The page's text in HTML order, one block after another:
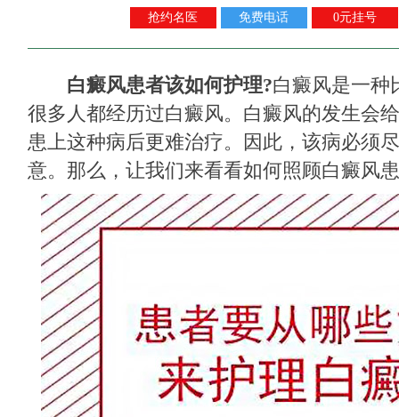
抢约名医 免费电话 0元挂号
白癜风患者该如何护理?白癜风是一种
很多人都经历过白癜风。白癜风的发生会
患上这种病后更难治疗。因此，该病必须
意。那么，让我们来看看如何照顾白癜风